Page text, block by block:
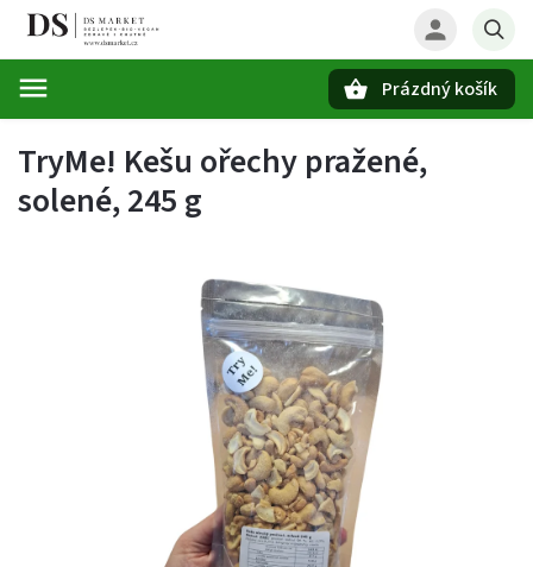
Prázdný košík
TryMe! Kešu ořechy pražené,
solené, 245 g